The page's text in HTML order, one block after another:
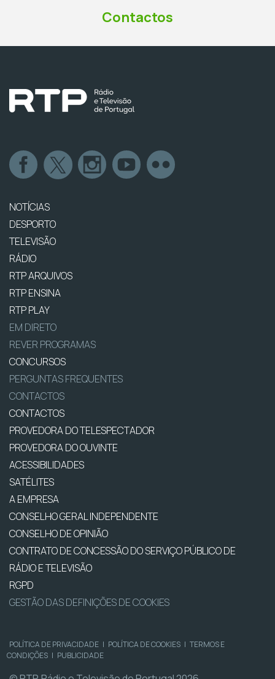
Contactos
NOTÍCIAS
DESPORTO
TELEVISÃO
RÁDIO
RTP ARQUIVOS
RTP ENSINA
RTP PLAY
EM DIRETO
REVER PROGRAMAS
CONCURSOS
PERGUNTAS FREQUENTES
CONTACTOS
CONTACTOS
PROVEDORA DO TELESPECTADOR
PROVEDORA DO OUVINTE
ACESSIBILIDADES
SATÉLITES
A EMPRESA
CONSELHO GERAL INDEPENDENTE
CONSELHO DE OPINIÃO
CONTRATO DE CONCESSÃO DO SERVIÇO PÚBLICO DE
RÁDIO E TELEVISÃO
RGPD
GESTÃO DAS DEFINIÇÕES DE COOKIES
POLÍTICA DE PRIVACIDADE | POLÍTICA DE COOKIES | TERMOS E
CONDIÇÕES | PUBLICIDADE